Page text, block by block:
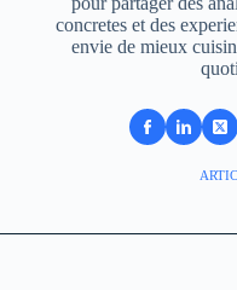
concretes et des
envie de mieux